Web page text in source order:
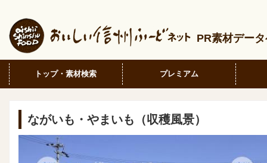
PR素材デー
トップ・素材検索 プレミアム
ながいも・やまいも（収穫風景）